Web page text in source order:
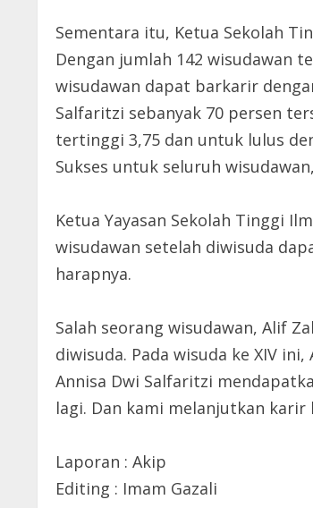
Sementara itu, Ketua Sekolah
Dengan jumlah 142 wisudawan
wisudawan dapat barkarir
Salfaritzi sebanyak 70 persen
tertinggi 3,75 dan untuk lulus
Sukses untuk seluruh
Ketua Yayasan Sekolah Tinggi
wisudawan setelah diwisuda
harapnya.
Salah seorang wisudawan, Alif
diwisuda. Pada wisuda ke XIV
Annisa Dwi Salfaritzi
lagi. Dan kami melanjutkan karir
Laporan : Akip
Editing : Imam Gazali